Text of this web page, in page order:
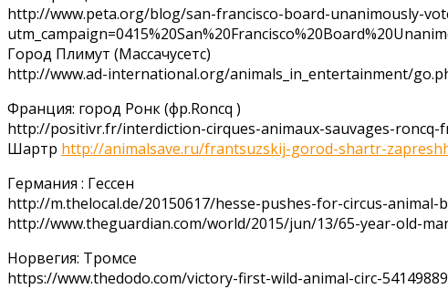
http://www.peta.org/blog/san-francisco-board-unanimously-
Город Плимут (Массачусетс)
http://www.ad-international.org/animals_in_entertainment/
Франция: город Ронк (фр.Roncq )
http://positivr.fr/interdiction-cirques-animaux-sauvages-roncq-
Шартр http://animalsave.ru/frantsuzskij-gorod-shartr-
Германия : Гессен
http://m.thelocal.de/20150617/hesse-pushes-for-circus-animal-
http://www.theguardian.com/world/2015/jun/13/65-year-old-
Норвегия: Тромсе
https://www.thedodo.com/victory-first-wild-animal-circ-